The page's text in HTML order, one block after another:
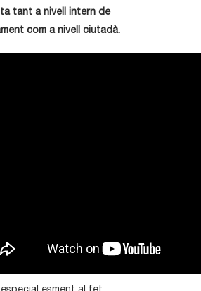
tant a nivell intern de
com a nivell ciutadà.